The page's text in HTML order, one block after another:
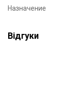
Назначение
Відгуки